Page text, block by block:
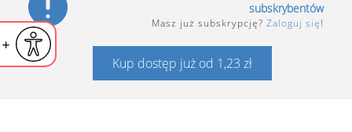
czcionkę
czcionka
Powiększ czcionkę
subskrybentów
Masz już subskrypcję?Zaloguj się!
Kup dostęp już od 1,23 zł